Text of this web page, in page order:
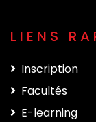
LIENS
Inscription
Facultés
E-learning